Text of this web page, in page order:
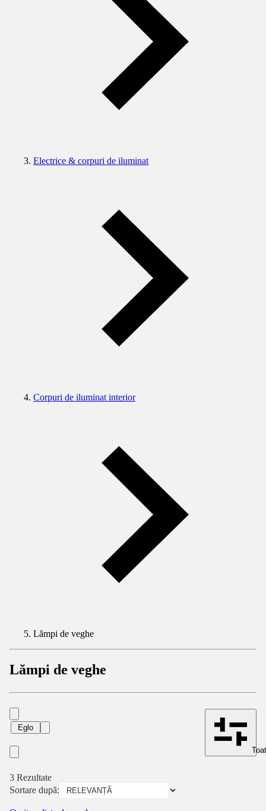
Electrice & corpuri de iluminat
Corpuri de iluminat interior
Lămpi de veghe
Lămpi de veghe
Eglo
3 Rezultate
Sortare după: